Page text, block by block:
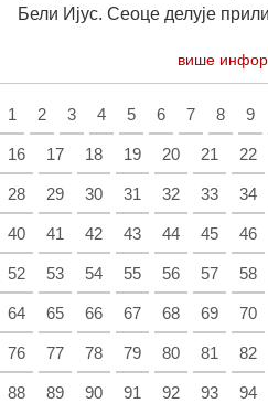
Бели Ијус. Сеоце делује
више
1 2 3 4 5 6 7 8 9
16 17 18 19 20 21 22
28 29 30 31 32 33 34
40 41 42 43 44 45 46
52 53 54 55 56 57 58
64 65 66 67 68 69 70
76 77 78 79 80 81 82
88 89 90 91 92 93 94